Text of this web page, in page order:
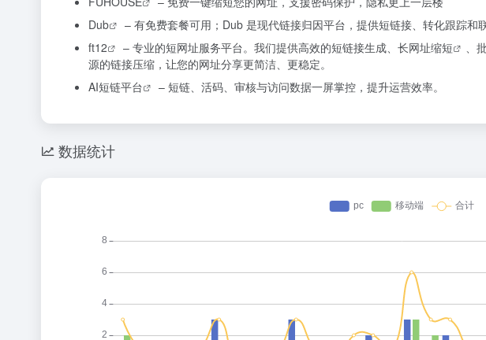
Dub
– 有免费套餐可用；Dub 是现代链接归因平台，提供短链接、转化跟踪和
ft12
– 专业的短网址服务平台。我们提供高效的短链接生成、 长网址缩短
、
源的链接压缩，让您的网址分享更简洁、更稳定。
AI短链平台
– 短链、活码、审核与访问数据一屏掌控，提升运营效率。
数据统计